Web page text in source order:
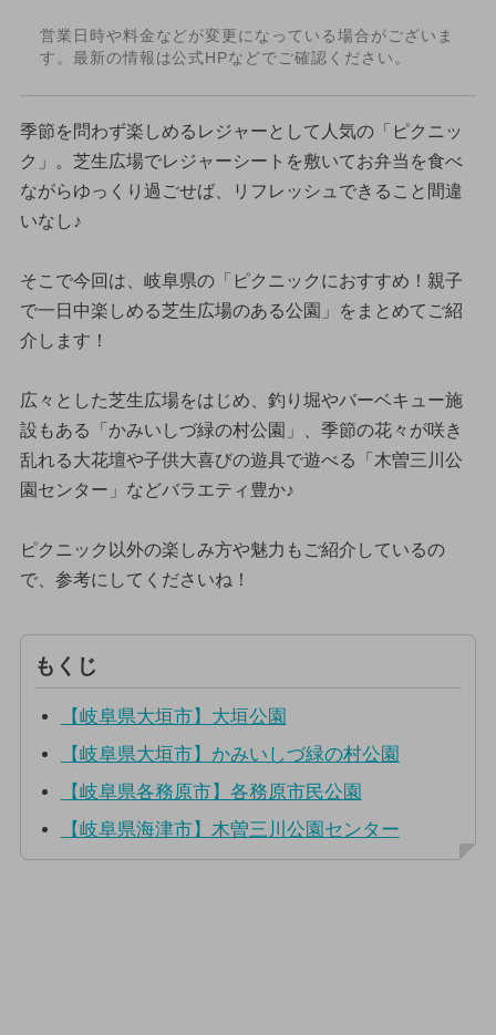
営業日時や料金などが変更になっている場合がございま
す。最新の情報は公式HPなどでご確認ください。
季節を問わず楽しめるレジャーとして人気の「ピクニッ
ク」。芝生広場でレジャーシートを敷いてお弁当を食べ
ながらゆっくり過ごせば、リフレッシュできること間違
いなし♪
そこで今回は、岐阜県の「ピクニックにおすすめ！親子
で一日中楽しめる芝生広場のある公園」をまとめてご紹
介します！
広々とした芝生広場をはじめ、釣り堀やバーベキュー施
設もある「かみいしづ緑の村公園」、季節の花々が咲き
乱れる大花壇や子供大喜びの遊具で遊べる「木曽三川公
園センター」などバラエティ豊か♪
ピクニック以外の楽しみ方や魅力もご紹介しているの
で、参考にしてくださいね！
もくじ
【岐阜県大垣市】大垣公園
【岐阜県大垣市】かみいしづ緑の村公園
【岐阜県各務原市】各務原市民公園
【岐阜県海津市】木曽三川公園センター